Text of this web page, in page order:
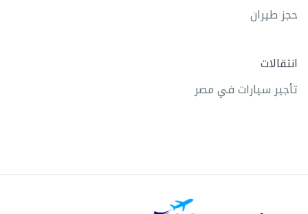
حجز طيران
انتقالات
تأجير سيارات في مصر